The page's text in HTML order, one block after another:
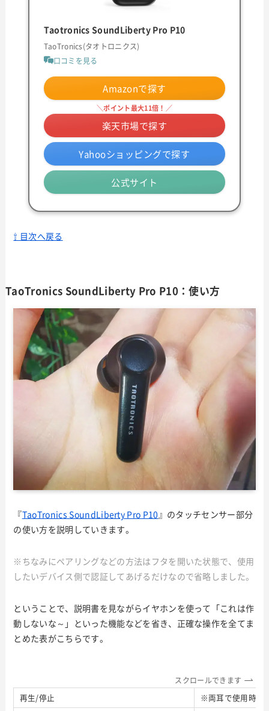
Taotronics SoundLiberty Pro P10
TaoTronics(タオトロニクス)
口コミを見る
Amazonで探す
＼ポイント最大11倍！／
楽天市場で探す
Yahooショッピングで探す
公式サイト
⇧ 目次へ戻る
TaoTronics SoundLiberty Pro P10：使い方
『TaoTronics SoundLiberty Pro P10』のタッチセンサー部分
の使い方を説明していきます。
※ちなみにペアリングなどの方法はフタを開いた状態で、使用
したいデバイス側で認証してあげるだけなので省略しました。
ということで、説明書を見ながらイヤホンを使って「これは作
動しないな～」といった機能などを省き、正確な操作を全てま
とめた表がこちらです。
スクロールできます
再生/停止
※両耳で使用時…